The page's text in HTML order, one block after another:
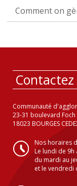
Comment on
Communauté
23-31 boulevard Foch
18023 BOURGES
Nos horaires
Le lundi de 9h
du mardi au
et le vendredi